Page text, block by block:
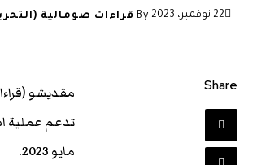
22 نوفمبر، 2023 By قراءات صومالية
مقديشو
مايو 2023.
Share